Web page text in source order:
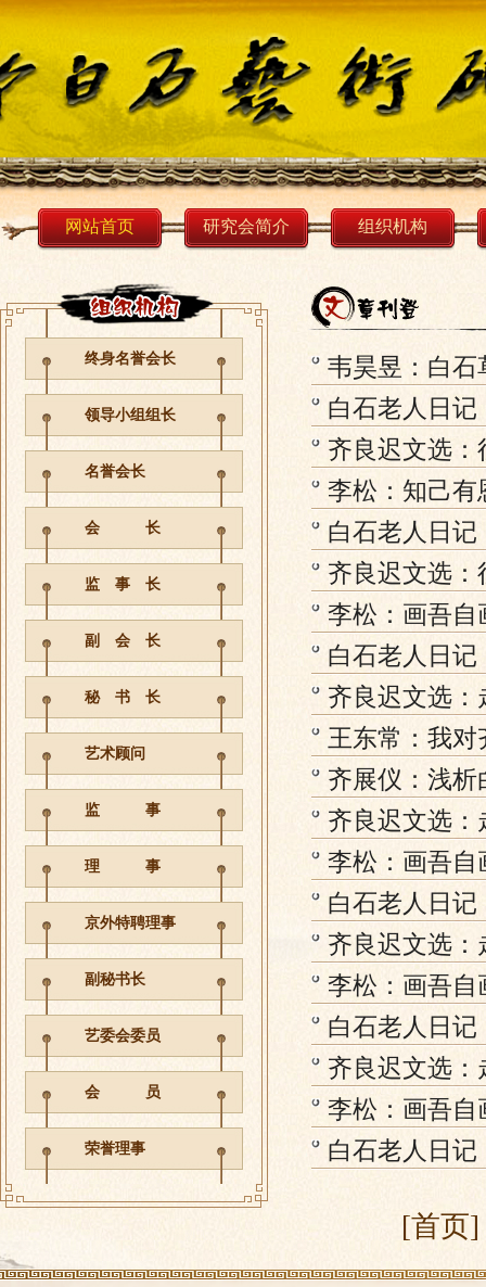
网站首页 研究会简介 组织机构
终身名誉会长
领导小组组长
名誉会长
会 长
监 事 长
副 会 长
秘 书 长
艺术顾问
监 事
理 事
京外特聘理事
副秘书长
艺委会委员
会 员
荣誉理事
韦昊昱：白石
白石老人日记
齐良迟文选：
李松：知己
白石老人日记
齐良迟文选：
李松：画吾
白石老人日记
齐良迟文选
王东常：我
齐展仪：浅
齐良迟文选
李松：画吾
白石老人日记
齐良迟文选
李松：画吾
白石老人日记
齐良迟文选
李松：画吾
白石老人日记
[首页